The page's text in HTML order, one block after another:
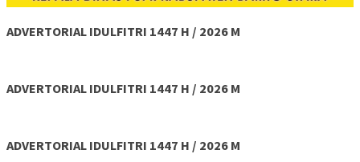
ADVERTORIAL IDULFITRI 1447 H / 2026 M
ADVERTORIAL IDULFITRI 1447 H / 2026 M
ADVERTORIAL IDULFITRI 1447 H / 2026 M